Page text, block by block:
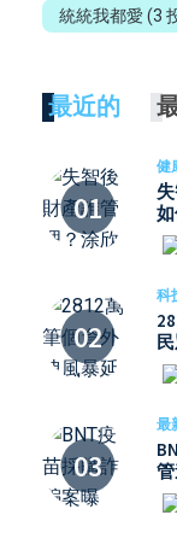
統統我都愛 (3
最近的
健
科
最